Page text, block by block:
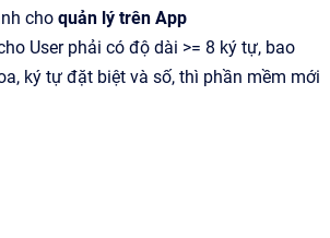
cho quản lý trên App
User phải có độ dài >= 8 ký tự, bao
ký tự đặt biệt và số, thì phần mềm mới